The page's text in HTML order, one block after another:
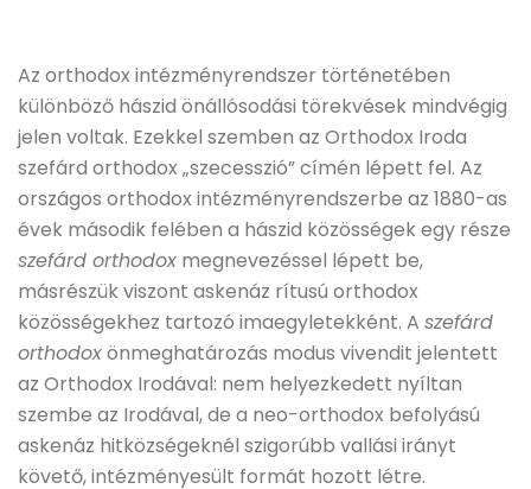
Az orthodox intézményrendszer történetében
különböző hászid önállósodási törekvések mindvégig
jelen voltak. Ezekkel szemben az Orthodox Iroda
szefárd orthodox „szecesszió” címén lépett fel. Az
országos orthodox intézményrendszerbe az 1880-as
évek második felében a hászid közösségek egy része
szefárd orthodox megnevezéssel lépett be,
másrészük viszont askenáz rítusú orthodox
közösségekhez tartozó imaegyletekként. A szefárd
orthodoxönmeghatározás modus vivendit jelentett
az Orthodox Irodával: nem helyezkedett nyíltan
szembe az Irodával, de a neo-orthodox befolyású
askenáz hitközségeknél szigorúbb vallási irányt
követő, intézményesült formát hozott létre.